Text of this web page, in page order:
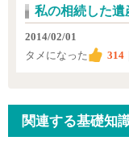
私の相続した
2014/02/01
タメになった
314
関連する基礎知